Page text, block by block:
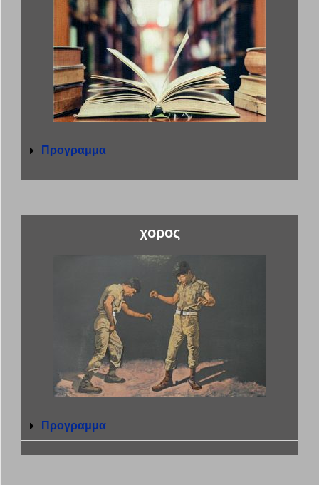
Προγραμμα
χορος
Προγραμμα